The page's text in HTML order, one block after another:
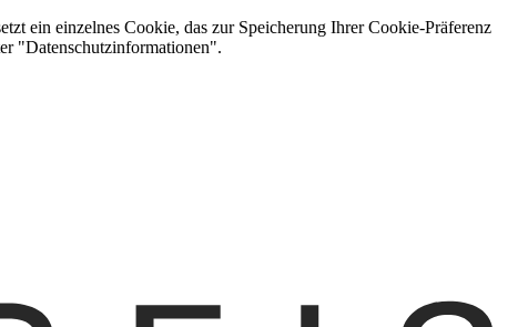
ein einzelnes Cookie, das zur Speicherung Ihrer Cookie-Präferenz
"Datenschutzinformationen".